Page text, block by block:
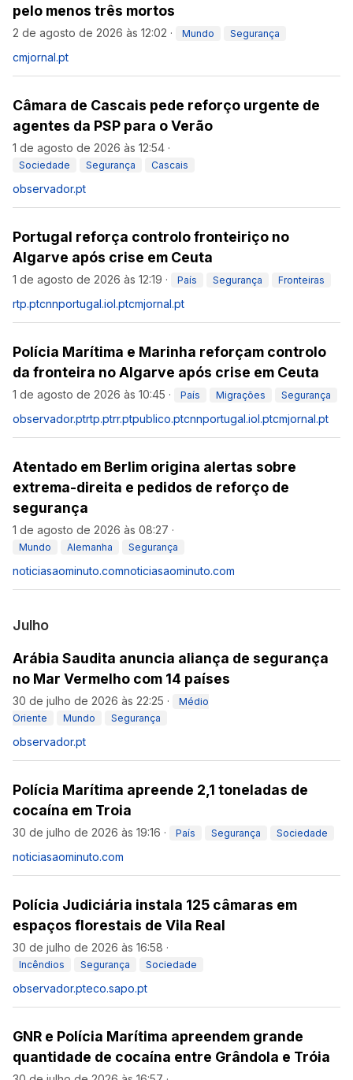
pelo menos três mortos
2 de agosto de 2026 às 12:02 · Mundo Segurança
cmjornal.pt
Câmara de Cascais pede reforço urgente de
agentes da PSP para o Verão
1 de agosto de 2026 às 12:54 ·
Sociedade Segurança Cascais
observador.pt
Portugal reforça controlo fronteiriço no
Algarve após crise em Ceuta
1 de agosto de 2026 às 12:19 · País Segurança Fronteiras
rtp.ptcnnportugal.iol.ptcmjornal.pt
Polícia Marítima e Marinha reforçam controlo
da fronteira no Algarve após crise em Ceuta
1 de agosto de 2026 às 10:45 · País Migrações Segurança
observador.ptrtp.ptrr.ptpublico.ptcnnportugal.iol.ptcmjornal.pt
Atentado em Berlim origina alertas sobre
extrema-direita e pedidos de reforço de
segurança
1 de agosto de 2026 às 08:27 ·
Mundo Alemanha Segurança
noticiasaominuto.comnoticiasaominuto.com
Julho
Arábia Saudita anuncia aliança de segurança
no Mar Vermelho com 14 países
30 de julho de 2026 às 22:25 ·
Médio
Oriente
Mundo Segurança
observador.pt
Polícia Marítima apreende 2,1 toneladas de
cocaína em Troia
30 de julho de 2026 às 19:16 · País Segurança Sociedade
noticiasaominuto.com
Polícia Judiciária instala 125 câmaras em
espaços florestais de Vila Real
30 de julho de 2026 às 16:58 ·
Incêndios Segurança Sociedade
observador.pteco.sapo.pt
GNR e Polícia Marítima apreendem grande
quantidade de cocaína entre Grândola e Tróia